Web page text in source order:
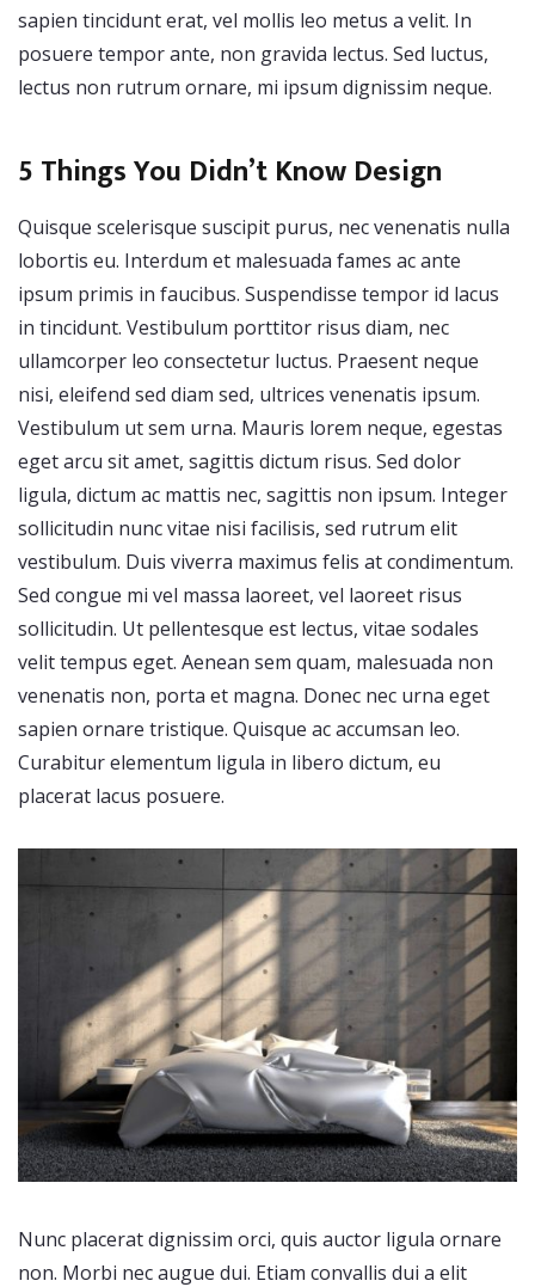
sapien tincidunt erat, vel mollis leo metus a velit. In
posuere tempor ante, non gravida lectus. Sed luctus,
lectus non rutrum ornare, mi ipsum dignissim neque.
5 Things You Didn’t Know Design
Quisque scelerisque suscipit purus, nec venenatis nulla
lobortis eu. Interdum et malesuada fames ac ante
ipsum primis in faucibus. Suspendisse tempor id lacus
in tincidunt. Vestibulum porttitor risus diam, nec
ullamcorper leo consectetur luctus. Praesent neque
nisi, eleifend sed diam sed, ultrices venenatis ipsum.
Vestibulum ut sem urna. Mauris lorem neque, egestas
eget arcu sit amet, sagittis dictum risus. Sed dolor
ligula, dictum ac mattis nec, sagittis non ipsum. Integer
sollicitudin nunc vitae nisi facilisis, sed rutrum elit
vestibulum. Duis viverra maximus felis at condimentum.
Sed congue mi vel massa laoreet, vel laoreet risus
sollicitudin. Ut pellentesque est lectus, vitae sodales
velit tempus eget. Aenean sem quam, malesuada non
venenatis non, porta et magna. Donec nec urna eget
sapien ornare tristique. Quisque ac accumsan leo.
Curabitur elementum ligula in libero dictum, eu
placerat lacus posuere.
Nunc placerat dignissim orci, quis auctor ligula ornare
non. Morbi nec augue dui. Etiam convallis dui a elit